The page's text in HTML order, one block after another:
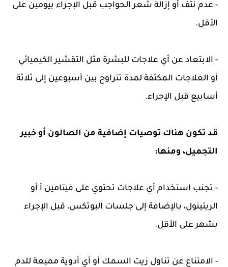
- عدم نتف أو إزالة شعر الحواجب قبل الإجراء بيومين على
الأقل.
- الابتعاد عن أي علاجات للبشرة مثل التقشير الكيميائي
أو العلاجات المكثفة لمدة تتراوح بين أسبوعين إلى ثلاثة
أسابيع قبل الإجراء.
قد تكون هناك توصيات إضافية من الصالون أو خبير
التجميل، ومنها:
- تجنب استخدام أي علاجات تحتوي على فيتامين أ أو
الريتينول، بالإضافة إلى جلسات البوتكس، قبل الإجراء
بشهر على الأقل.
- الامتناع عن تناول زيت السمك أو أي أدوية مميعة للدم